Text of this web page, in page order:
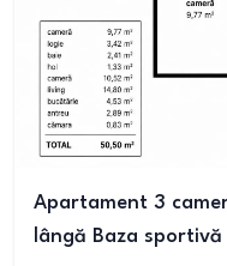
Apartament 3
lângă Baza